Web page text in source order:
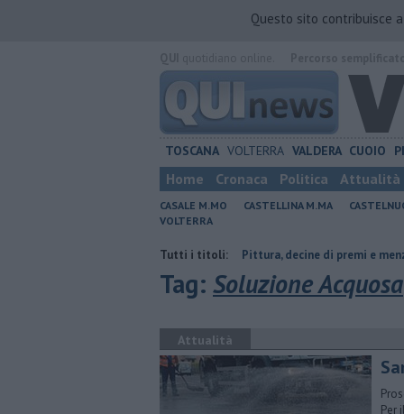
Questo sito contribuisce
TOSCANA VOLTERRA VALDERA CUOIO
Home Cronaca Politica Attualità
CASALE M.MO CASTELLINA M.MA
VOLTERRA
Tutti i titoli:
Estemporanea di Pittura, decine di premi e menzioni
Tag: Soluzione Acquosa
Attualità
Per